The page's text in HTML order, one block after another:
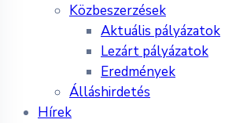
Közbeszerzések
Aktuális pályázatok
Lezárt pályázatok
Eredmények
Álláshirdetés
Hírek